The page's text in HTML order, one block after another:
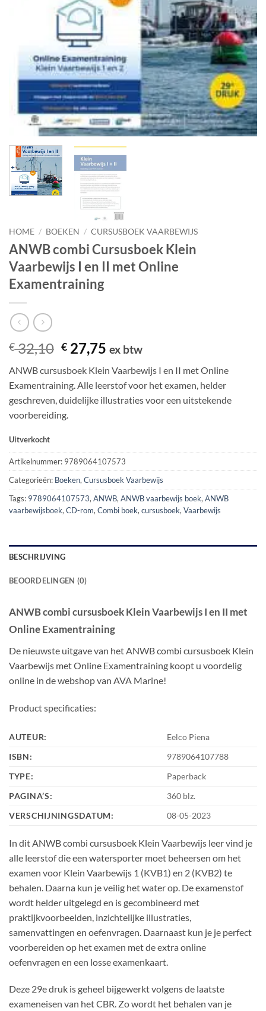
HOME / BOEKEN / CURSUSBOEK VAARBEWIJS
ANWB combi Cursusboek Klein
Vaarbewijs I en II met Online
Examentraining
€32,10 Oorspronkelijke
prijs
was:
€ 32,10.
€ 27,75 Huidige
is:
€ 27,75.
ex btw
ANWB cursusboek Klein Vaarbewijs I en II met Online
Examentraining. Alle leerstof voor het examen, helder
geschreven, duidelijke illustraties voor een uitstekende
voorbereiding.
Uitverkocht
Artikelnummer: 9789064107573
Categorieën: Boeken, Cursusboek Vaarbewijs
Tags: 9789064107573, ANWB, ANWB vaarbewijs boek, ANWB
vaarbewijsboek, CD-rom, Combi boek, cursusboek, Vaarbewijs
BESCHRIJVING
BEOORDELINGEN (0)
ANWB combi cursusboek Klein Vaarbewijs I en II met
Online Examentraining
De nieuwste uitgave van het ANWB combi cursusboek Klein
Vaarbewijs met Online Examentraining koopt u voordelig
online in de webshop van AVA Marine!
Product specificaties:
AUTEUR:
Eelco Piena
ISBN:
9789064107788
TYPE:
Paperback
PAGINA’S:
360 blz.
VERSCHIJNINGSDATUM:
08-05-2023
In dit ANWB combi cursusboek Klein Vaarbewijs leer vind je
alle leerstof die een watersporter moet beheersen om het
examen voor Klein Vaarbewijs 1 (KVB1) en 2 (KVB2) te
behalen. Daarna kun je veilig het water op. De examenstof
wordt helder uitgelegd en is gecombineerd met
praktijkvoorbeelden, inzichtelijke illustraties,
samenvattingen en oefenvragen. Daarnaast kun je je perfect
voorbereiden op het examen met de extra online
oefenvragen en een losse examenkaart.
Deze 29e druk is geheel bijgewerkt volgens de laatste
exameneisen van het CBR. Zo wordt het behalen van je